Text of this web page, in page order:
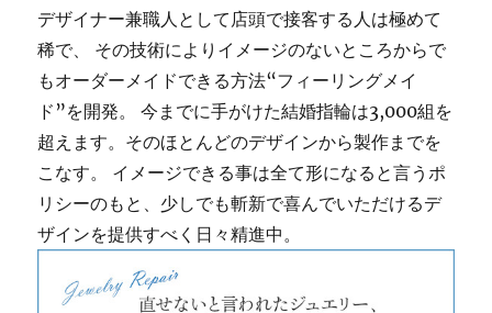
デザイナー兼職人として店頭で接客する人は極めて
稀で、 その技術によりイメージのないところからで
もオーダーメイドできる方法“フィーリングメイ
ド”を開発。 今までに手がけた結婚指輪は3,000組を
超えます。そのほとんどのデザインから製作までを
こなす。 イメージできる事は全て形になると言うポ
リシーのもと、少しでも斬新で喜んでいただけるデ
ザインを提供すべく日々精進中。